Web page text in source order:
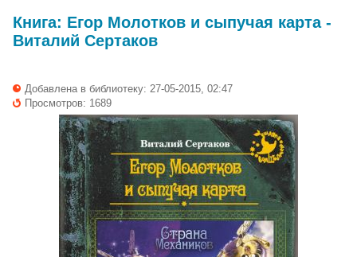
Книга: Егор Молотков и сыпучая карта-
Виталий Сертаков
Добавлена в библиотеку: 27-05-2015, 02:47
Просмотров: 1689